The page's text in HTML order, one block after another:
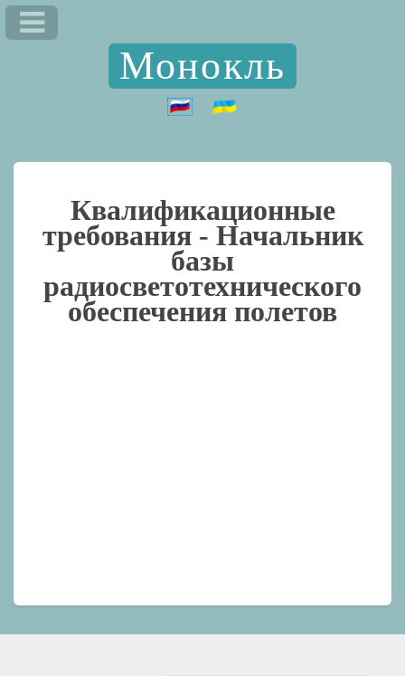
Монокль
Квалификационные
требования - Начальник
базы
радиосветотехнического
обеспечения полетов